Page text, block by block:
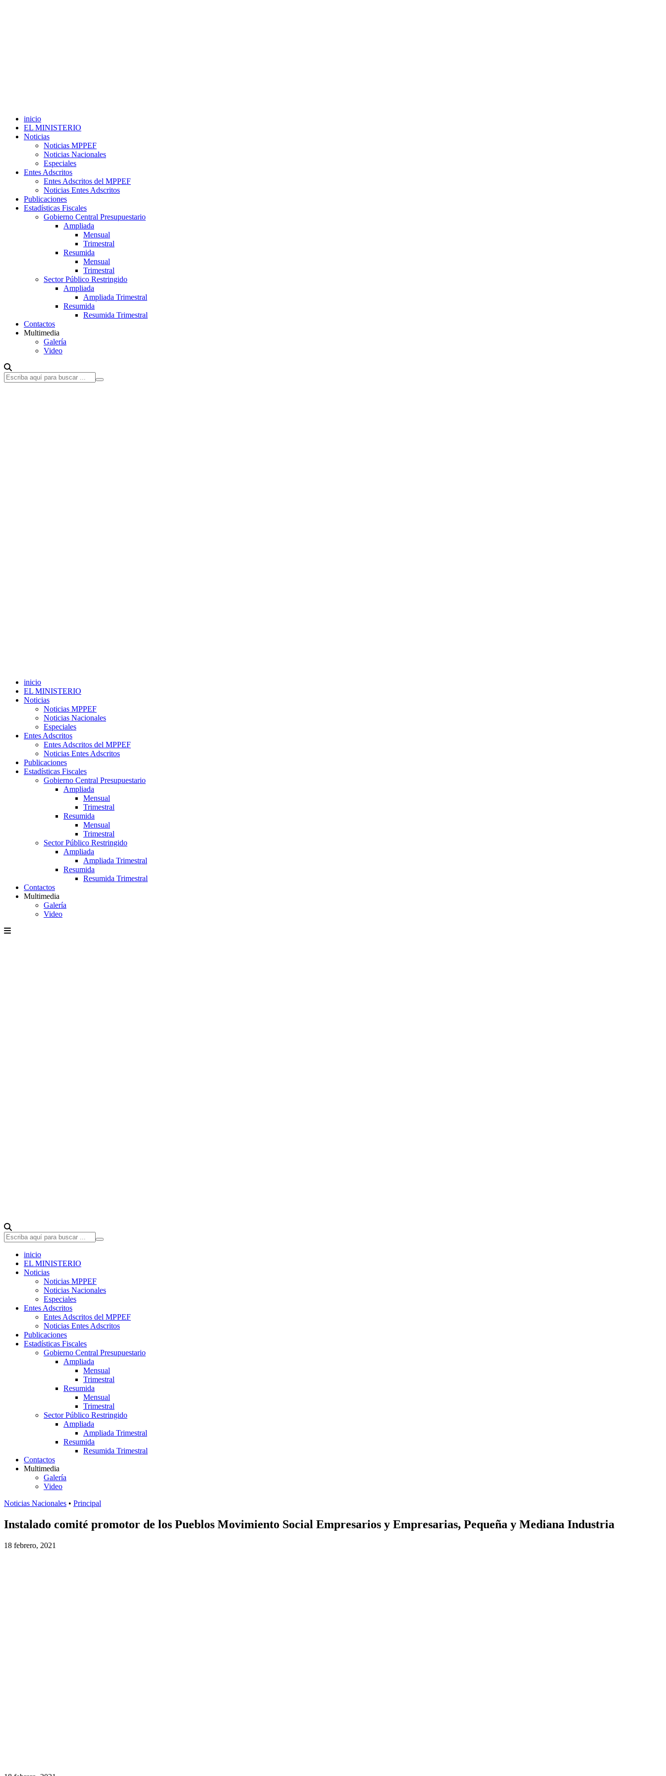
inicio
EL MINISTERIO
Noticias
Noticias MPPEF
Noticias Nacionales
Especiales
Entes Adscritos
Entes Adscritos del MPPEF
Noticias Entes Adscritos
Publicaciones
Estadísticas Fiscales
Gobierno Central Presupuestario
Ampliada
Mensual
Trimestral
Resumida
Mensual
Trimestral
Sector Público Restringido
Ampliada
Ampliada Trimestral
Resumida
Resumida Trimestral
Contactos
Multimedia
Galería
Video
inicio
EL MINISTERIO
Noticias
Noticias MPPEF
Noticias Nacionales
Especiales
Entes Adscritos
Entes Adscritos del MPPEF
Noticias Entes Adscritos
Publicaciones
Estadísticas Fiscales
Gobierno Central Presupuestario
Ampliada
Mensual
Trimestral
Resumida
Mensual
Trimestral
Sector Público Restringido
Ampliada
Ampliada Trimestral
Resumida
Resumida Trimestral
Contactos
Multimedia
Galería
Video
inicio
EL MINISTERIO
Noticias
Noticias MPPEF
Noticias Nacionales
Especiales
Entes Adscritos
Entes Adscritos del MPPEF
Noticias Entes Adscritos
Publicaciones
Estadísticas Fiscales
Gobierno Central Presupuestario
Ampliada
Mensual
Trimestral
Resumida
Mensual
Trimestral
Sector Público Restringido
Ampliada
Ampliada Trimestral
Resumida
Resumida Trimestral
Contactos
Multimedia
Galería
Video
Noticias Nacionales • Principal
Instalado comité promotor de los Pueblos Movimiento Social Empresarios y Empresarias, Pequeña y Mediana Industria
18 febrero, 2021